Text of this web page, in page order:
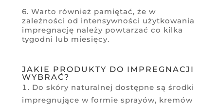
6. Warto również pamiętać, że w
zależności od intensywności użytkowania
impregnację należy powtarzać co kilka
tygodni lub miesięcy.
JAKIE PRODUKTY DO IMPREGNACJI
WYBRAĆ?
Do skóry naturalnej dostępne są środki
impregnujące w formie sprayów, kremów